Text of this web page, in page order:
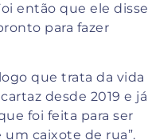
então que ele disse
para fazer
que trata da vida
desde 2019 e já
foi feita para ser
caixote de rua”.